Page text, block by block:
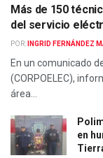
Más de 150
del servicio
POR: INGRID FERNÁNDEZ
En un comunicado
(CORPOELEC),
área...
en